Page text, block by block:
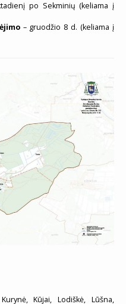
po Sekminių (keliama į
– gruodžio 8 d. (keliama į
Kūjai, Lodiškė, Lūšna,